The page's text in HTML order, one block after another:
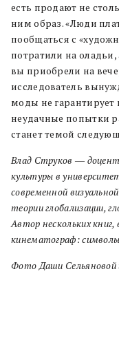
есть продают не
ним образ. «Люди
пообщаться с
потратили на
вы приобрели на
исследователь
моды не
неудачные попытки
станет темой
Влад Струков ―
культуры в
современной
теории глобализации,
Автор нескольких
кинематограф:
Фото Даши Сельяновой